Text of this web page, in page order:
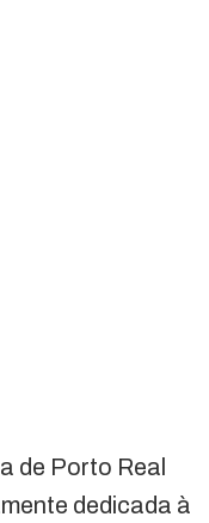
de Porto Real
dedicada à